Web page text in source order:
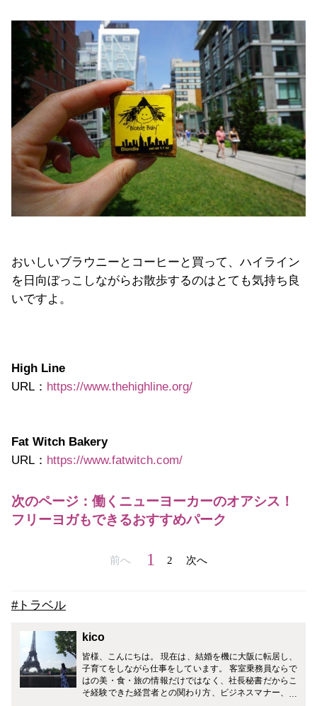
おいしいブラウニーとコーヒーと買って、ハイライン
を日向ぼっこしながらお散歩するのはとても気持ち良
いですよ。
High Line
URL： https://www.thehighline.org/
Fat Witch Bakery
URL： https://www.fatwitch.com/
次のページ：働くニューヨーカーのオアシス！
フリーヨガもできるおすすめパーク
前へ 1 2 次へ
#トラベル
kico
皆様、こんにちは。 現在は、結婚を機に大阪に転居し、
子育てをしながら仕事をしています。 客室乗務員ならで
はの美・食・旅の情報だけではなく、社長秘書だからこ
そ経験できた経営者との関わり方、ビジネスマナー、ギ